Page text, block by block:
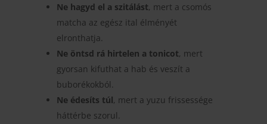
Ne hagyd el a szitálást, mert a csomós
matcha az egész ital élményét
elronthatja.
Ne öntsd rá hirtelen a tonicot, mert
gyorsan kifuthat a hab és veszít a
buborékokból.
Ne édesíts túl, mert a yuzu frissessége
háttérbe szorul.